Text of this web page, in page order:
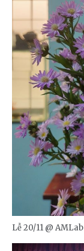
Lễ 20/11 @ AMLab